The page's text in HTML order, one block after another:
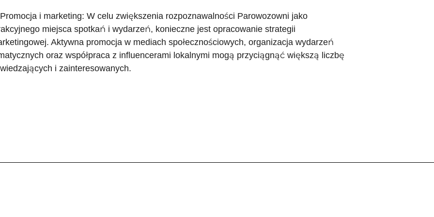
i marketing: W celu zwiększenia rozpoznawalności Parowozowni jako
miejsca spotkań i wydarzeń, konieczne jest opracowanie strategii
Aktywna promocja w mediach społecznościowych, organizacja wydarzeń
oraz współpraca z influencerami lokalnymi mogą przyciągnąć większą liczbę
i zainteresowanych.